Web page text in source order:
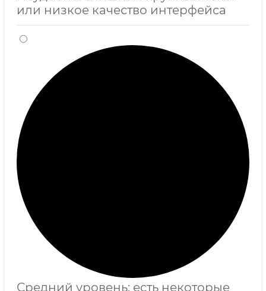
или низкое качество интерфейса
Средний уровень: есть некоторые